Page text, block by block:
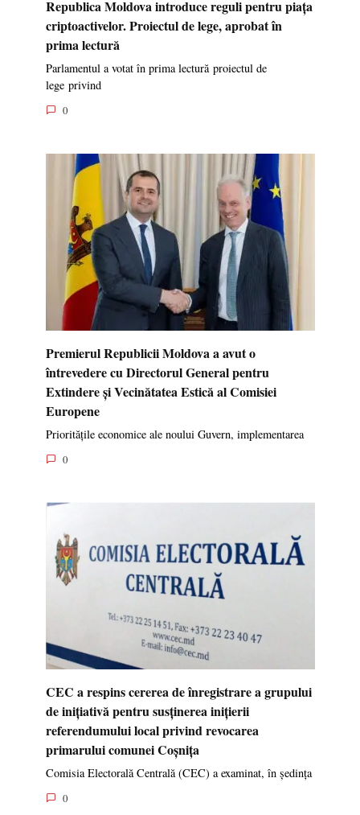
Republica Moldova introduce reguli pentru piața
criptoactivelor. Proiectul de lege, aprobat în
prima lectură
Parlamentul a votat în prima lectură proiectul de
lege privind
0
Premierul Republicii Moldova a avut o
întrevedere cu Directorul General pentru
Extindere și Vecinătatea Estică al Comisiei
Europene
Prioritățile economice ale noului Guvern, implementarea
0
CEC a respins cererea de înregistrare a grupului
de inițiativă pentru susținerea inițierii
referendumului local privind revocarea
primarului comunei Coșnița
Comisia Electorală Centrală (CEC) a examinat, în ședința
0